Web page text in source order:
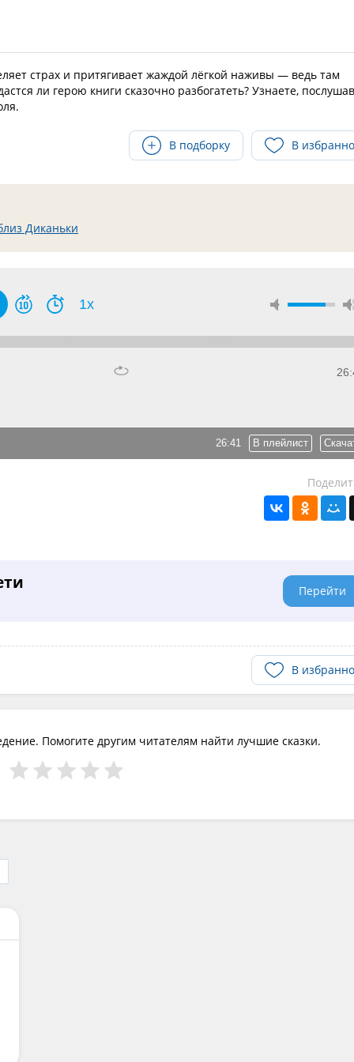
страх и притягивает жаждой лёгкой наживы — ведь там
ли герою книги сказочно разбогатеть? Узнаете, послушав
В подборку В
Диканьки
1x
26:41 В плейлист
Перейти
В
Помогите другим читателям найти лучшие сказки.